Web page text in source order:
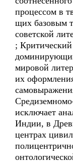
процессом в
щих базовым
советской
; Критический
мировой
их
исключает
Индии, в
центрах